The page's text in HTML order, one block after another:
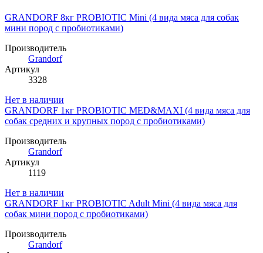
GRANDORF 8кг PROBIOTIC Mini (4 вида мяса для собак
мини пород с пробиотиками)
Производитель
Grandorf
Артикул
3328
Нет в наличии
GRANDORF 1кг PROBIOTIC MED&MAXI (4 вида мяса для
собак средних и крупных пород с пробиотиками)
Производитель
Grandorf
Артикул
1119
Нет в наличии
GRANDORF 1кг PROBIOTIC Adult Mini (4 вида мяса для
собак мини пород с пробиотиками)
Производитель
Grandorf